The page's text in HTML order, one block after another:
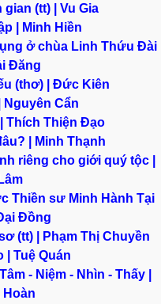
(tt) | Vu Gia
| Minh Hiền
ở chùa Linh Thứu Đài
Đăng
(thơ) | Đức Kiên
Nguyên Cẩn
Thích Thiện Đạo
| Minh Thạnh
riêng cho giới quý tộc |
Thiền sư Minh Hành Tại
Đồng
(tt) | Phạm Thị Chuyền
| Tuệ Quán
Tâm - Niệm - Nhìn - Thấy
Hoàn